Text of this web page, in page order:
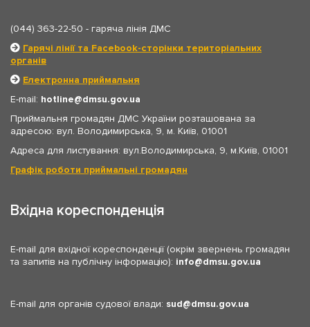
(044) 363-22-50 - гаряча лінія ДМС
Гарячі лінії та Facebook-сторінки територіальних
органів
Електронна приймальня
E-mail: hotline
dmsu.gov.ua
Приймальня громадян ДМС України розташована за
адресою: вул. Володимирська, 9, м. Київ, 01001
Адреса для листування: вул.Володимирська, 9, м.Київ, 01001
Графік роботи приймальні громадян
Вхідна кореспонденція
E-mail для вхідної кореспонденції (окрім звернень громадян
та запитів на публічну інформацію): info dmsu.gov.ua
E-mail для органів судової влади: sud dmsu.gov.ua